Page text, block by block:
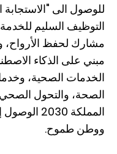
للوصول الى "الاستجابة
التوظيف السليم
مشارك لحفظ الأرواح،
مبني على الذكاء
الخدمات الصحية،
الصحة، والتحول
المملكة
ووطن طموح.